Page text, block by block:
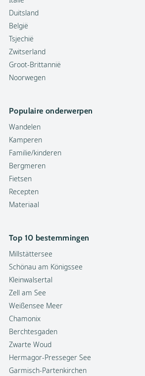
Duitsland
België
Tsjechië
Zwitserland
Groot-Brittannië
Noorwegen
Populaire onderwerpen
Wandelen
Kamperen
Familie/kinderen
Bergmeren
Fietsen
Recepten
Materiaal
Top 10 bestemmingen
Millstättersee
Schönau am Königssee
Kleinwalsertal
Zell am See
Weißensee Meer
Chamonix
Berchtesgaden
Zwarte Woud
Hermagor-Presseger See
Garmisch-Partenkirchen